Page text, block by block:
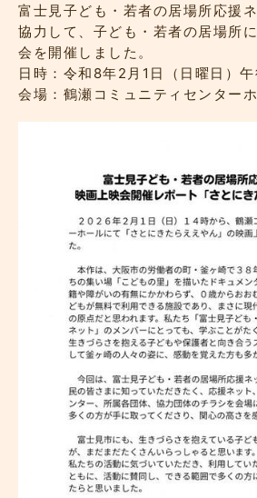
富士見子ども・若者の居場所応援
協力して、子ども・若者の居場所
会を開催しました。
日時：令和8年2月1日（日曜日）
会場：鶴瀬コミュニティセンター